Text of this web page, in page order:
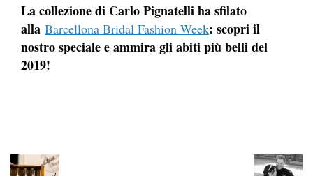
La collezione di Carlo Pignatelli ha sfilato
alla Barcellona Bridal Fashion Week: scopri il
nostro speciale e ammira gli abiti più belli del
2019!